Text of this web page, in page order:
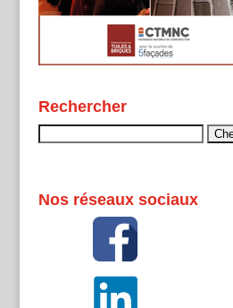
Rechercher
Nos réseaux sociaux